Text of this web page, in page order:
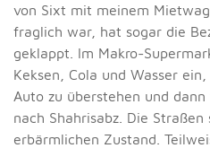
von Sixt mit meinem
fraglich war, hat sogar die
geklappt. Im Makro-
Keksen, Cola und Wasser
Auto zu überstehen und
nach Shahrisabz. Die Straßen
erbärmlichen Zustand.